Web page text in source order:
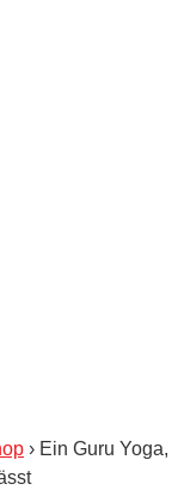
› Ein Guru Yoga,